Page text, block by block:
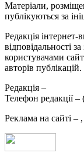
Матеріали,
публікуються за
Редакція
відповідальності
користувачами
авторів публікацій.
Редакція –
Телефон редакції –
Реклама на сайті – ,